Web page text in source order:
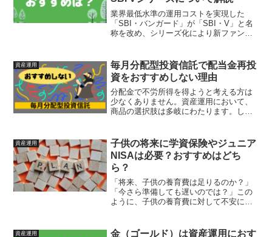
業界最低水準の運用コストを実現した
「SBI・バンガード」が「SBI・V」と名
称を改め、シリーズ化により新ファンド
す。新ファンドは以下の2つとなっていま
す。「S...
資産運用
毎月分配型投資信託で配当金再投
資をおすすめしない理由
分配金で不労所得を得ようと考える方は
少なくありません。資産運用において、
商品の選択肢は多岐にわたります。しか
は、毎月分配型ファンドとも呼ばれる商
品をおすすめしない理由を説...
資産運用
子供の将来に学資保険やジュニア
NISAは必要？おすすめはどち
ら？
「将来、子供の養育費は足りるのか？」
「今さら準備しても遅いのでは？」この
ように、子供の養育費に対して不安に感
もおよそ2600万かかると言われていま
資産運用
金（ゴールド）は資産運用におす